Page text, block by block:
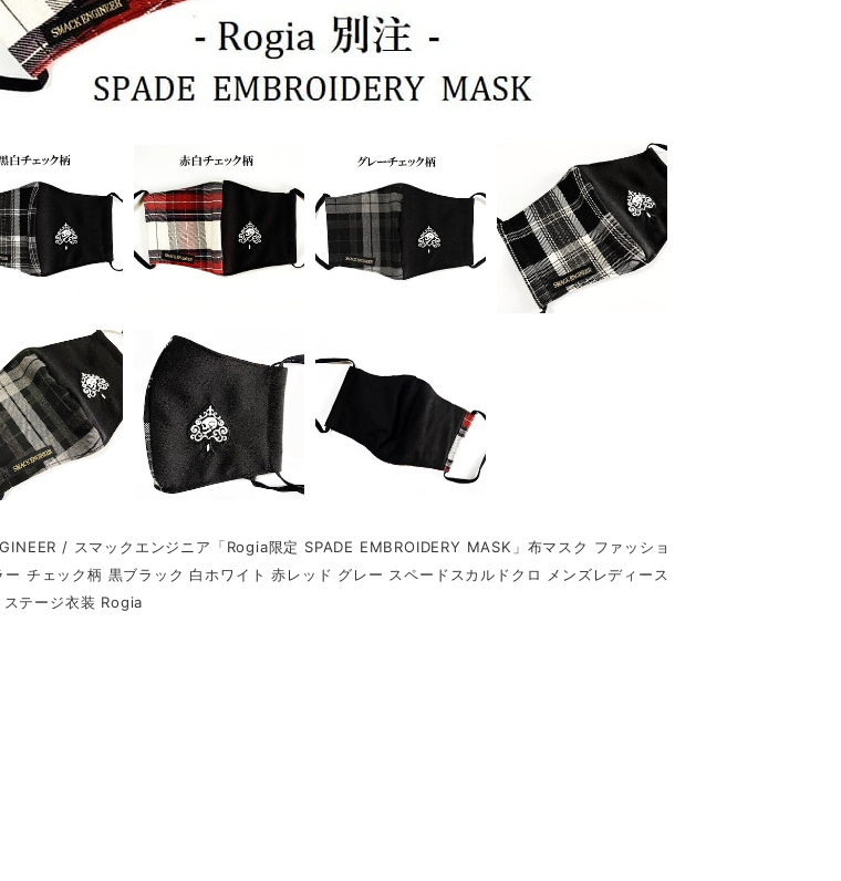
/ スマックエンジニア「Rogia限定 SPADE EMBROIDERY MASK」布マスク ファッショ
チェック柄 黒ブラック 白ホワイト 赤レッド グレー スペードスカルドクロ メンズレディース
テージ衣装 Rogia